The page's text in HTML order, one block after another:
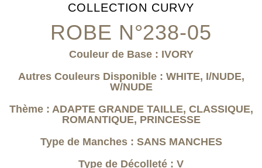
COLLECTION CURVY
ROBE N°238-05
Couleur de Base : IVORY
Autres Couleurs Disponible : WHITE, I/NUDE,
W/NUDE
Thème : ADAPTE GRANDE TAILLE, CLASSIQUE,
ROMANTIQUE, PRINCESSE
Type de Manches : SANS MANCHES
Type de Décolleté : V